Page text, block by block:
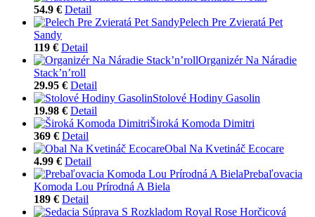
54.9 € Detail
Pelech Pre Zvieratá Pet
Sandy
119 € Detail
Organizér Na Náradie
Stack’n’roll
29.95 € Detail
Stolové Hodiny Gasolin
19.98 € Detail
Široká Komoda Dimitri
369 € Detail
Obal Na Kvetináč Ecocare
4.99 € Detail
Prebaľovacia
Komoda Lou Prírodná A Biela
189 € Detail